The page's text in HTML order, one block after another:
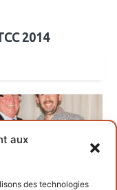
aux
des technologies
2014